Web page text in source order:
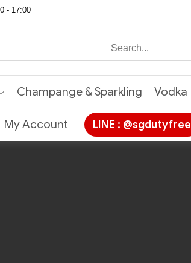
- 17:00
Champange & Sparkling Vodka
My Account LINE : @sgdutyfree